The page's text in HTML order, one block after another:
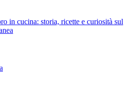
in cucina: storia, ricette e curiosità sul